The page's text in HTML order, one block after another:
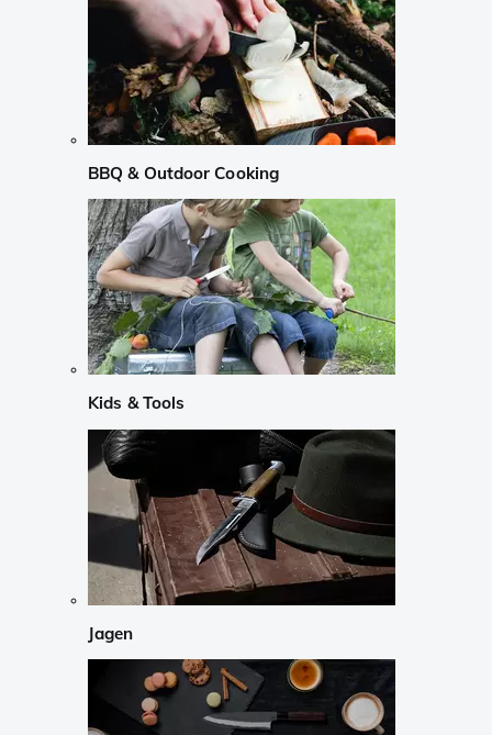
BBQ & Outdoor Cooking
Kids & Tools
Jagen